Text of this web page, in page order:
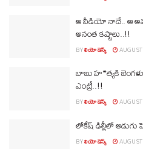
ఆ వీడియో నాదే.. ఆ
అనంత కష్టాలు..!!
BYలియో డెస్క్
బాబు హ*త్యకి బెంగళూరు నుండి కుట్ర..?? ఇంటెలిజెన్స్
ఎంట్రీ..!!
BYలియో డెస్క్
లోకేష్‌ ఢిల్లీలో అడుగు
BYలియో డెస్క్